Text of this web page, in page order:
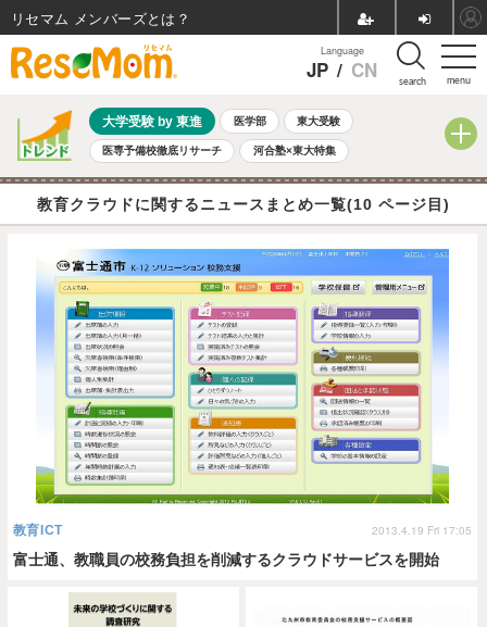
menu
Language
JP / CN search
大学受験 by 東進 医学部 東大受験
医専予備校徹底リサーチ 河合塾×東大特集
親子で考える大学選び 高校受験 中学受験 小学校受験
共通テスト 夏休み 8月開催学校説明会・相談会
自由研究教材（小学生向け） 自由研究教材（中学生向け）
教育クラウドに関するニュースまとめ一覧(10 ページ目)
富士通、教職員の校務負担を削減するクラウドサービスを開始
教育ICT 2013.4.19 Fri 17:05
リセマム メンバーズ